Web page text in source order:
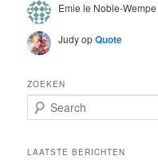
Emie le Noble-Wempe
JudyopQuote
ZOEKEN
e
rLAATSTE BERICHTEN